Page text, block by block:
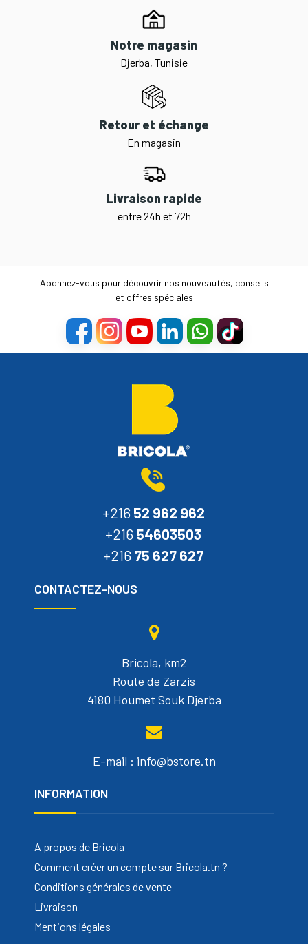
Notre magasin
Djerba, Tunisie
Retour et échange
En magasin
Livraison rapide
entre 24h et 72h
Abonnez-vous pour découvrir nos nouveautés, conseils
et offres spéciales
+216 52 962 962
+216 54603503
+216 75 627 627
CONTACTEZ-NOUS
Bricola, km2
Route de Zarzis
4180 Houmet Souk Djerba
E-mail : info@bstore.tn
INFORMATION
A propos de Bricola
Comment créer un compte sur Bricola.tn ?
Conditions générales de vente
Livraison
Mentions légales